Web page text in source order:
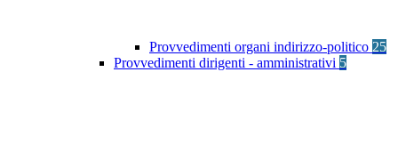
Provvedimenti organi indirizzo-politico 25
Provvedimenti dirigenti - amministrativi 5